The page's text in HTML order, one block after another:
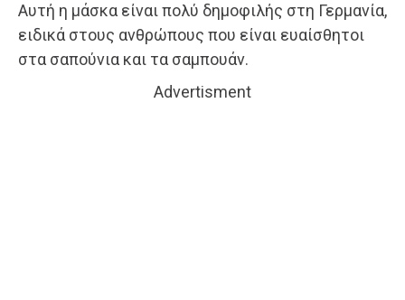
Αυτή η μάσκα είναι πολύ δημοφιλής στη Γερμανία,
ειδικά στους ανθρώπους που είναι ευαίσθητοι
στα σαπούνια και τα σαμπουάν.
Advertisment